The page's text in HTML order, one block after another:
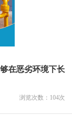
在恶劣环境下长
浏览次数： 104次